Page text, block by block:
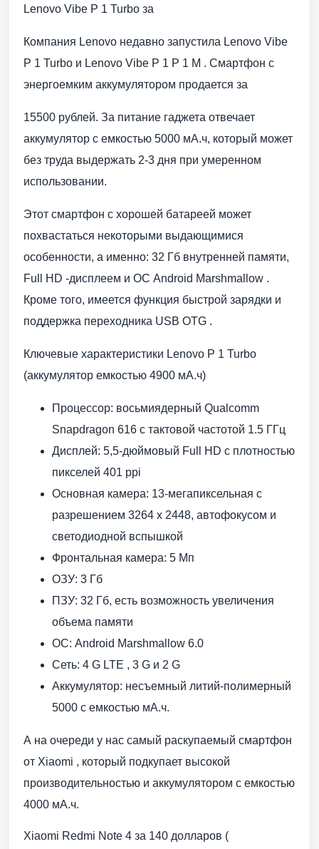
Lenovo Vibe P 1 Turbo за
Компания Lenovo недавно запустила Lenovo Vibe
P 1 Turbo и Lenovo Vibe P 1 P 1 M . Смартфон с
энергоемким аккумулятором продается за
15500 рублей. За питание гаджета отвечает
аккумулятор с емкостью 5000 мА.ч, который может
без труда выдержать 2-3 дня при умеренном
использовании.
Этот смартфон с хорошей батареей может
похвастаться некоторыми выдающимися
особенности, а именно: 32 Гб внутренней памяти,
Full HD -дисплеем и ОС Android Marshmallow .
Кроме того, имеется функция быстрой зарядки и
поддержка переходника USB OTG .
Ключевые характеристики Lenovo P 1 Turbo
(аккумулятор емкостью 4900 мА.ч)
Процессор: восьмиядерный Qualcomm
Snapdragon 616 с тактовой частотой 1.5 ГГц
Дисплей: 5,5-дюймовый Full HD с плотностью
пикселей 401 ppi
Основная камера: 13-мегапиксельная с
разрешением 3264 x 2448, автофокусом и
светодиодной вспышкой
Фронтальная камера: 5 Мп
ОЗУ: 3 Гб
ПЗУ: 32 Гб, есть возможность увеличения
объема памяти
ОС: Android Marshmallow 6.0
Сеть: 4 G LTE , 3 G и 2 G
Аккумулятор: несъемный литий-полимерный
5000 с емкостью мА.ч.
А на очереди у нас самый раскупаемый смартфон
от Xiaomi , который подкупает высокой
производительностью и аккумулятором с емкостью
4000 мА.ч.
Xiaomi Redmi Note 4 за 140 долларов (